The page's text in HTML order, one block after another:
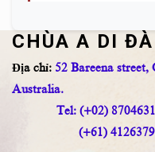
CHÙA A DI ĐÀ
Địa chỉ: 52 Bareena street,
Australia.
Tel: (+02)
(+61)